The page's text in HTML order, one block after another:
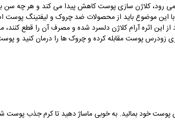
30 سال ضروری است. وقتی سن بالا می رود، کلاژن سازی پوست کاهش پیدا می
موضوع باید از محصولات ضد چروک و لیفتینگ پوست
اثره آرام کلاژن دلسرد شده و مصرف آن را قطع کنند،
پوست مقابله کرده و چروک ها را درمان کنید و
پوست خود بمالید. به خوبی ماساژ دهید تا کرم جذب پوست